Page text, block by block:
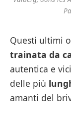
Questi ultimi
trainata da
autentica e
delle più
amanti del